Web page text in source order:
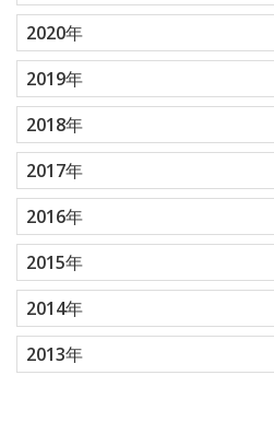
2020年
2019年
2018年
2017年
2016年
2015年
2014年
2013年